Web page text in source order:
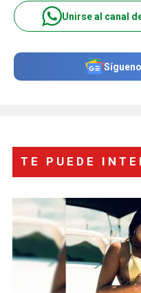
Unirse al canal
TE PUEDE